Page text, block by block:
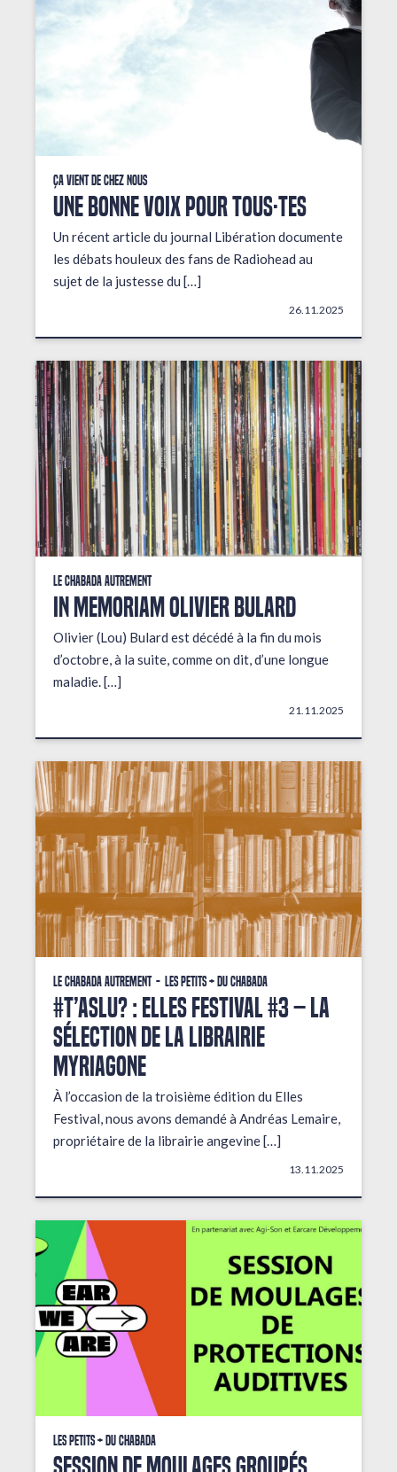
Ça vient de chez nous
UNE BONNE VOIX POUR TOUS·TES
Un récent article du journal Libération documente
les débats houleux des fans de Radiohead au
sujet de la justesse du […]
26.11.2025
Le Chabada autrement
In Memoriam Olivier Bulard
Olivier (Lou) Bulard est décédé à la fin du mois
d’octobre, à la suite, comme on dit, d’une longue
maladie. […]
21.11.2025
Le Chabada autrement Les petits + du Chabada
#T’AsLu? : ELLES FESTIVAL #3 – La
sélection de la librairie
Myriagone
À l’occasion de la troisième édition du Elles
Festival, nous avons demandé à Andréas Lemaire,
propriétaire de la librairie angevine […]
13.11.2025
Les petits + du Chabada